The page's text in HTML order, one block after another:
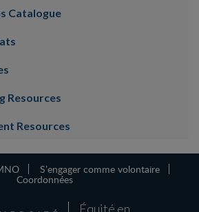
Catalogue
Resources
Resources
S’engager comme volontaire
Coordonnées
Équité en